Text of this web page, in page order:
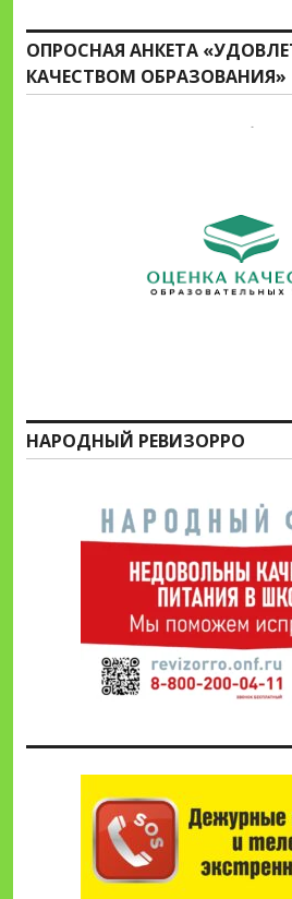
ОПРОСНАЯ АНКЕТА
КАЧЕСТВОМ ОБРАЗОВАНИЯ»
НАРОДНЫЙ РЕВИЗОРРО